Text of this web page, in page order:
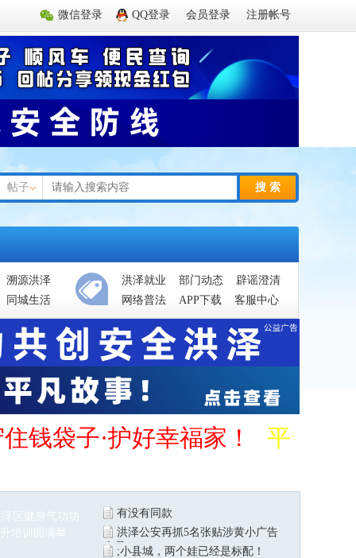
微信登录 QQ登录 会员登录 注册帐号
帖子 搜 索
溯源洪泽
同城生活
洪泽就业 部门动态
辟谣澄清
网络普法
APP下载 客服中心
钱袋子·护好幸福家！ 平台管
有没有同款
洪泽公安再抓5名张贴涉黄小广告
人员;小县城，两个娃已经是标配！